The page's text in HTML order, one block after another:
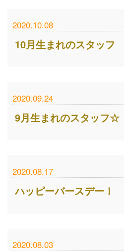
2020.10.08
10月生まれのスタッフ
2020.09.24
9月生まれのスタッフ☆
2020.08.17
ハッピーバースデー！
2020.08.03